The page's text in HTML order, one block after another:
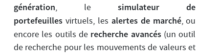
génération, lesimulateur de
portefeuilles virtuels, les alertes de marché, ou
encore les outils de recherche avancés(un outil
de recherche pour les mouvements de valeurs et